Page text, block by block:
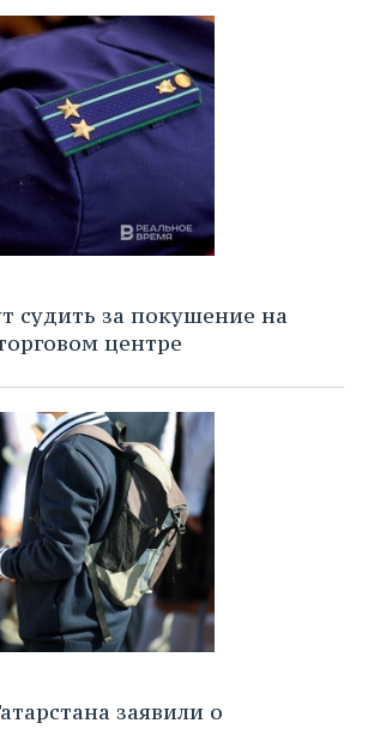
судить за покушение на
центре
заявили о